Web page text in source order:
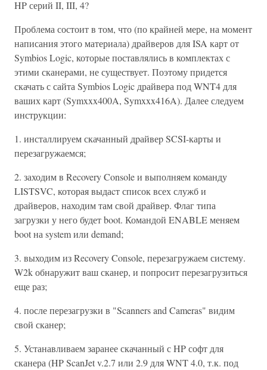
HP серий II, III, 4?
Проблема состоит в том, что (по крайней мере, на момент
написания этого материала) драйверов для ISA карт от
Symbios Logic, которые поставлялись в комплектах с
этими сканерами, не существует. Поэтому придется
скачать с сайта Symbios Logic драйвера под WNT4 для
ваших карт (Symxxx400A, Symxxx416A). Далее следуем
инструкции:
1. инсталлиpуем скачанный дpайвеp SCSI-карты и
перезагружаемся;
2. заходим в Recovery Console и выполняем команду
LISTSVC, которая выдаcт список всех служб и
драйверов, находим там свой дpайвеp. Флаг типа
загрузки у него будет boot. Командой ENABLE меняем
boot на system или demand;
3. выходим из Recovery Console, перезагружаем систему.
W2k обнаружит ваш сканер, и попросит перезагрузиться
еще раз;
4. после перезагрузки в "Scanners and Cameras" видим
свой сканеp;
5. Устанавливаем заранее скачанный с HP софт для
сканера (HP ScanJet v.2.7 или 2.9 для WNT 4.0, т.к. под